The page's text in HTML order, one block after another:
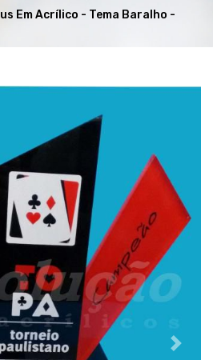
Em Acrílico - Tema Baralho -
Next